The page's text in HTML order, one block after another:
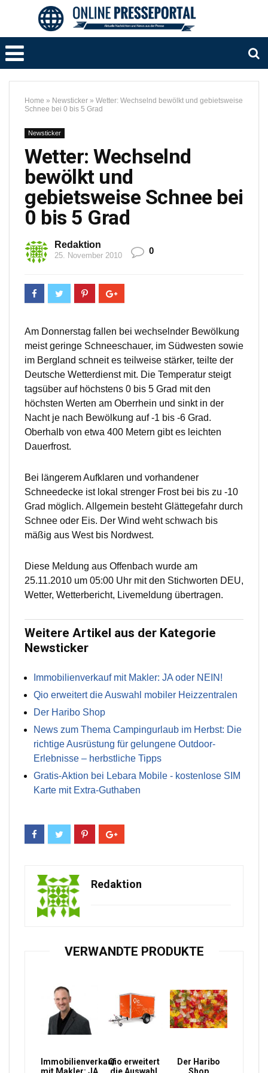
Home » Newsticker » Wetter: Wechselnd bewölkt und gebietsweise
Schnee bei 0 bis 5 Grad
Newsticker
Wetter: Wechselnd
bewölkt und
gebietsweise Schnee bei
0 bis 5 Grad
Redaktion
25. November 2010 0
Am Donnerstag fallen bei wechselnder Bewölkung
meist geringe Schneeschauer, im Südwesten sowie
im Bergland schneit es teilweise stärker, teilte der
Deutsche Wetterdienst mit. Die Temperatur steigt
tagsüber auf höchstens 0 bis 5 Grad mit den
höchsten Werten am Oberrhein und sinkt in der
Nacht je nach Bewölkung auf -1 bis -6 Grad.
Oberhalb von etwa 400 Metern gibt es leichten
Dauerfrost.
Bei längerem Aufklaren und vorhandener
Schneedecke ist lokal strenger Frost bei bis zu -10
Grad möglich. Allgemein besteht Glättegefahr durch
Schnee oder Eis. Der Wind weht schwach bis
mäßig aus West bis Nordwest.
Diese Meldung aus Offenbach wurde am
25.11.2010 um 05:00 Uhr mit den Stichworten DEU,
Wetter, Wetterbericht, Livemeldung übertragen.
Weitere Artikel aus der Kategorie
Newsticker
Immobilienverkauf mit Makler: JA oder NEIN!
Qio erweitert die Auswahl mobiler Heizzentralen
Der Haribo Shop
News zum Thema Campingurlaub im Herbst: Die
richtige Ausrüstung für gelungene Outdoor-
Erlebnisse – herbstliche Tipps
Gratis-Aktion bei Lebara Mobile - kostenlose SIM
Karte mit Extra-Guthaben
Redaktion
VERWANDTE PRODUKTE
ImmobilienverkaufQio erweitert
Der Haribo